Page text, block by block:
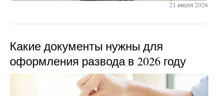
21 июля 2026
Какие документы нужны для
оформления развода в 2026 году